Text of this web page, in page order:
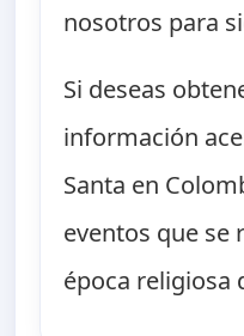
nosotros para
Si deseas
información
Santa en
eventos que se
época religiosa